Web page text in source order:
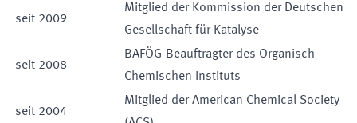
seit 2009
Mitglied der Kommission der Deutschen
Gesellschaft für Katalyse
seit 2008
BAFÖG-Beauftragter des Organisch-
Chemischen Instituts
seit 2004
Mitglied der American Chemical Society